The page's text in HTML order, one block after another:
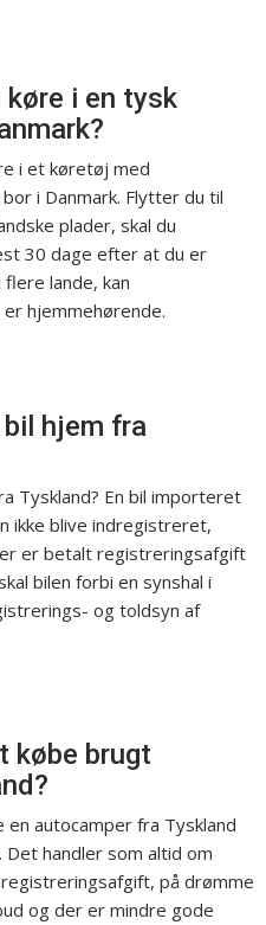
i en tysk
i et køretøj med
i Danmark. Flytter du til
plader, skal du
30 dage efter at du er
lande, kan
hjemmehørende.
hjem fra
Tyskland? En bil importeret
ikke blive indregistreret,
er betalt registreringsafgift
bilen forbi en synshal i
og toldsyn af
købe brugt
autocamper fra Tyskland
handler som altid om
på drømme
og der er mindre gode